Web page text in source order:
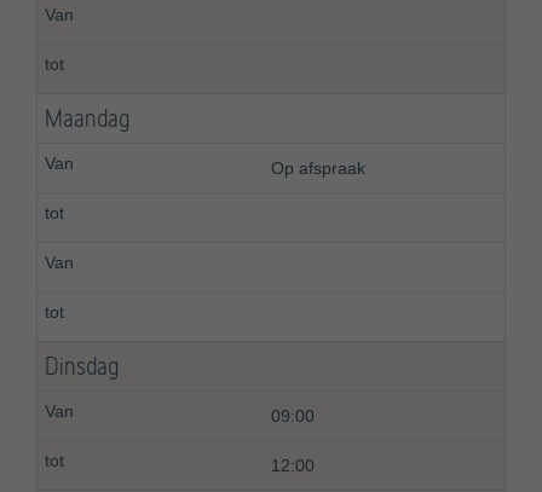
Maandag
Op afspraak
Dinsdag
09:00
12:00